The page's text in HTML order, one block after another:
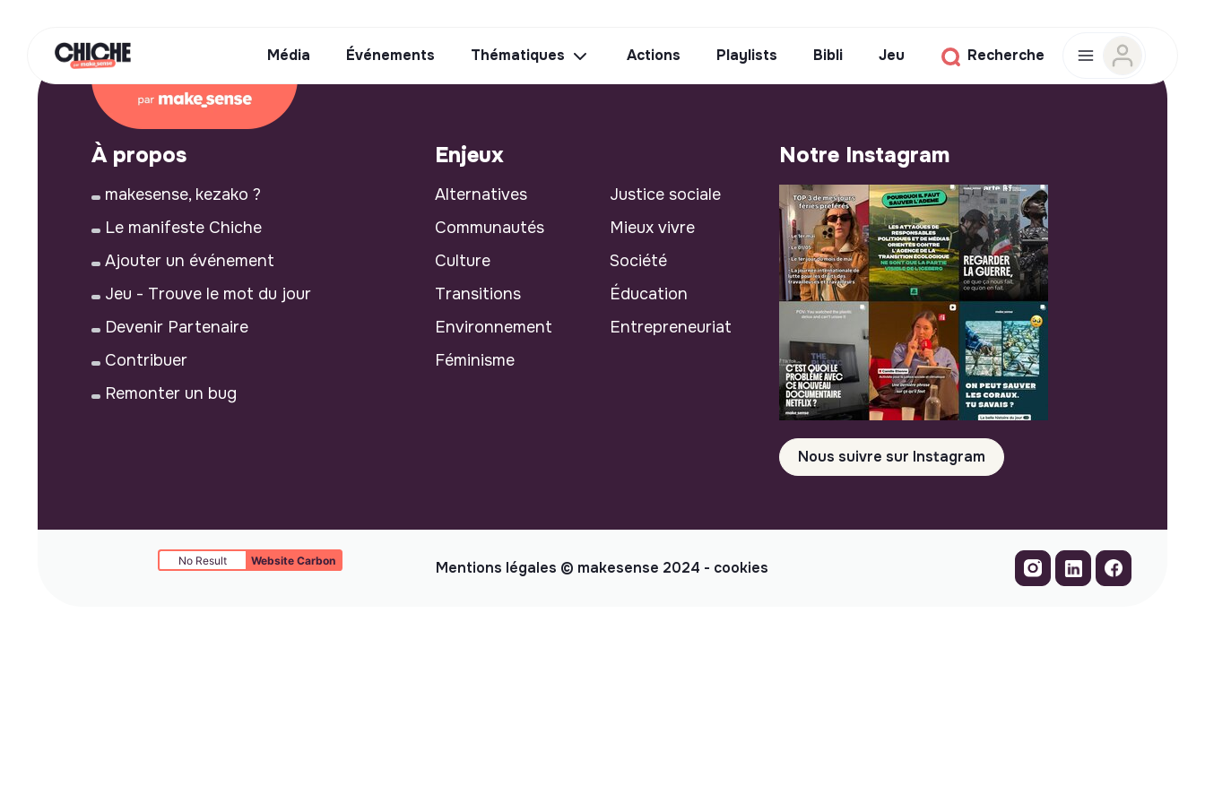
Média Événements Thématiques Actions Playlists Bibli Jeu Recherche
À propos
makesense, kezako ?
Le manifeste Chiche
Ajouter un événement
Jeu - Trouve le mot du jour
Devenir Partenaire
Contribuer
Remonter un bug
Enjeux
Alternatives
Communautés
Culture
Transitions
Environnement
Féminisme
Justice sociale
Mieux vivre
Société
Éducation
Entrepreneuriat
Notre Instagram
Nous suivre sur Instagram
No Result Website Carbon Mentions légales © makesense 2024 - cookies